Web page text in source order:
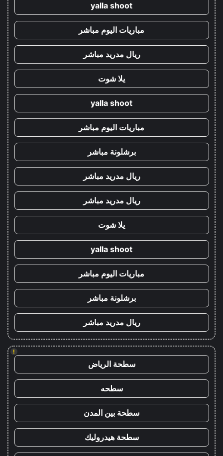
yalla shoot
مباريات اليوم مباشر
ريال مدريد مباشر
يلا شوت
yalla shoot
مباريات اليوم مباشر
برشلونة مباشر
ريال مدريد مباشر
ريال مدريد مباشر
يلا شوت
yalla shoot
مباريات اليوم مباشر
برشلونة مباشر
ريال مدريد مباشر
!
سطحة الرياض
سطحه
سطحة بين المدن
سطحة هيدروليك